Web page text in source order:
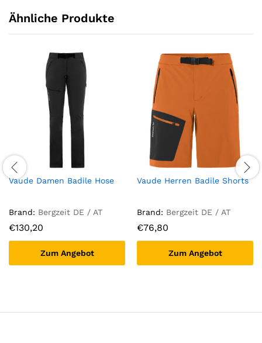
Ähnliche Produkte
Vaude Damen Badile Hose
Brand: Bergzeit DE / AT
€130,20
Zum Angebot
Vaude Herren Badile Shorts
Brand: Bergzeit DE / AT
€76,80
Zum Angebot